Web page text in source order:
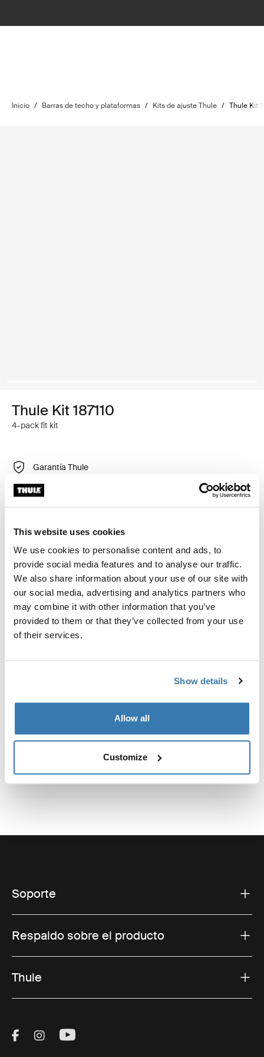
This website uses cookies
We use cookies to personalise content and ads, to
provide social media features and to analyse our traffic.
We also share information about your use of our site with
our social media, advertising and analytics partners who
may combine it with other information that you’ve
provided to them or that they’ve collected from your use
of their services.
Show details
Allow all
Customize
Inicio / Barras de techo y plataformas / Kits de ajuste Thule / Thule Kit
Thule Kit 187110
4-pack fit kit
Garantía Thule
Encontrar en tienda
Kit de ajuste a la medida para montar un sistema de
portaequipajes de techo Thule en vehículos con puntos
de fijación integrados, perfil en T o puntos de fijación
de portaequipajes de instalación personalizada.
Toggle guides and instructions
Soporte
Respaldo sobre el producto
Thule
Visit Thule on Facebook (external link)
Visit Thule on Instagram (external link)
Visit Thule on Youtube (external